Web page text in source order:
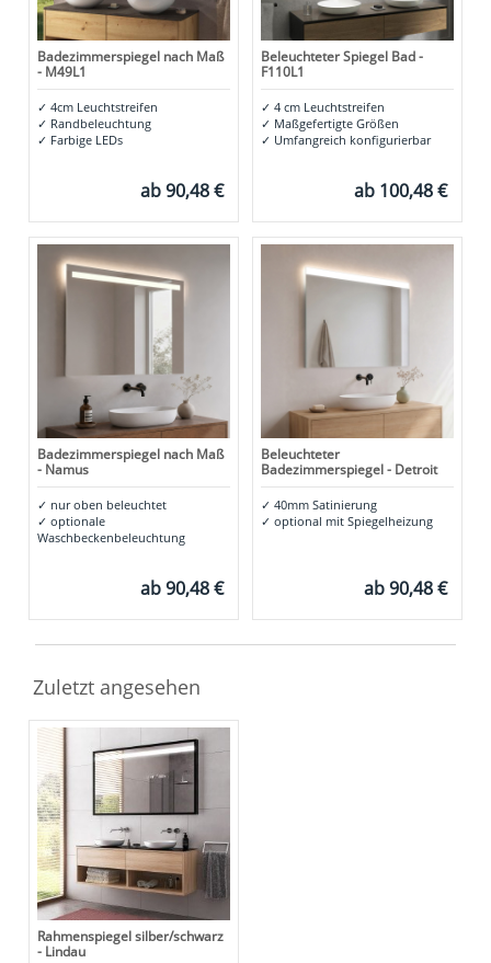
Badezimmerspiegel nach Maß
- M49L1
✓ 4cm Leuchtstreifen
✓ Randbeleuchtung
✓ Farbige LEDs
ab90,48 €
Beleuchteter Spiegel Bad -
F110L1
✓ 4 cm Leuchtstreifen
✓ Maßgefertigte Größen
✓ Umfangreich konfigurierbar
ab 100,48 €
Badezimmerspiegel nach Maß
- Namus
✓ nur oben beleuchtet
✓ optionale
Waschbeckenbeleuchtung
ab90,48 €
Beleuchteter
Badezimmerspiegel - Detroit
✓ 40mm Satinierung
✓ optional mit Spiegelheizung
ab90,48 €
Zuletzt angesehen
Rahmenspiegel silber/schwarz
- Lindau